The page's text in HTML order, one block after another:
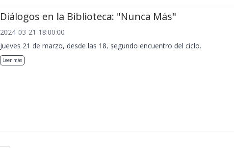
Diálogos en la Biblioteca: "Nunca Más"
2024-03-21 18:00:00
Jueves 21 de marzo, desde las 18, segundo encuentro del ciclo.
Leer más